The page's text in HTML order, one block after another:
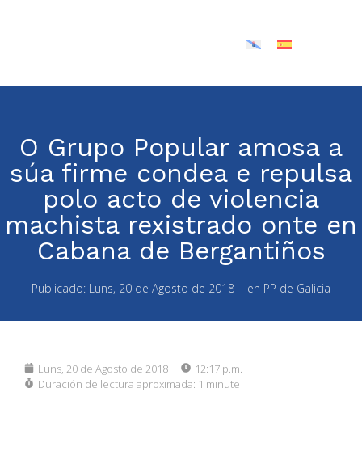
O Grupo Popular amosa a
súa firme condea e repulsa
polo acto de violencia
machista rexistrado onte en
Cabana de Bergantiños
Publicado: Luns, 20 de Agosto de 2018 en PP de Galicia
Luns, 20 de Agosto de 2018
12:17 p.m.
Duración de lectura aproximada: 1 minute